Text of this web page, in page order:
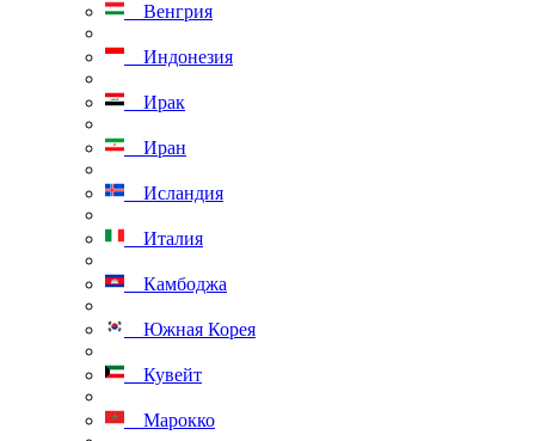
Венгрия
Индонезия
Ирак
Иран
Исландия
Италия
Камбоджа
Южная Корея
Кувейт
Марокко